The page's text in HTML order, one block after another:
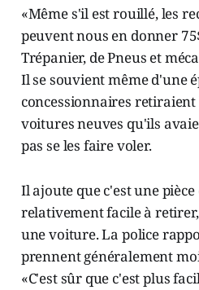
«Même s'il est rouillé, les
peuvent nous en donner
Trépanier, de Pneus et
Il se souvient même d'une
concessionnaires retiraient
voitures neuves qu'ils
pas se les faire voler.
Il ajoute que c'est une
relativement facile à
une voiture. La police
prennent généralement
«C'est sûr que c'est plus